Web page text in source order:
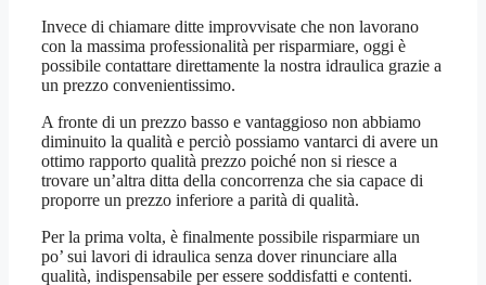
Invece di chiamare ditte improvvisate che non lavorano
con la massima professionalità per risparmiare, oggi è
possibile contattare direttamente la nostra idraulica grazie a
un prezzo convenientissimo.
A fronte di un prezzo basso e vantaggioso non abbiamo
diminuito la qualità e perciò possiamo vantarci di avere un
ottimo rapporto qualità prezzo poiché non si riesce a
trovare un’altra ditta della concorrenza che sia capace di
proporre un prezzo inferiore a parità di qualità.
Per la prima volta, è finalmente possibile risparmiare un
po’ sui lavori di idraulica senza dover rinunciare alla
qualità, indispensabile per essere soddisfatti e contenti.